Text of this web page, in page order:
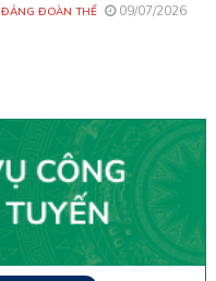
ĐẢNG ĐOÀN THỂ 09/07/2026